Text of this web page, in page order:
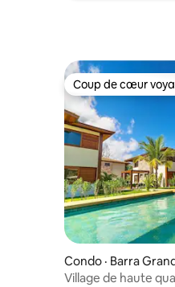
Coup de cœur
Coup de cœur
Condo · Barra
Village de haute